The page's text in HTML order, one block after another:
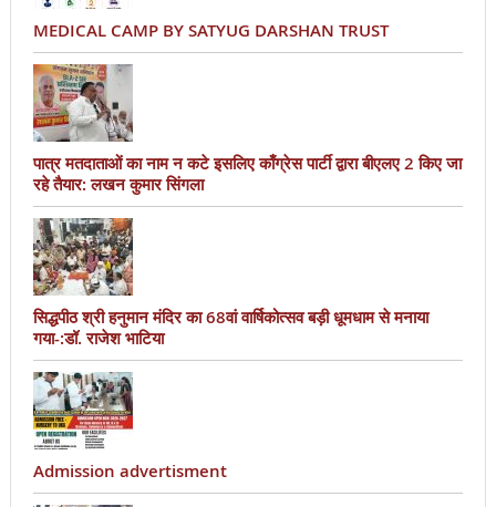
MEDICAL CAMP BY SATYUG DARSHAN TRUST
पात्र मतदाताओं का नाम न कटे इसलिए काँग्रेस पार्टी द्वारा बीएलए 2 किए जा
रहे तैयार: लखन कुमार सिंगला
सिद्धपीठ श्री हनुमान मंदिर का 68वां वार्षिकोत्सव बड़ी धूमधाम से मनाया
गया-:डॉ. राजेश भाटिया
Admission advertisment